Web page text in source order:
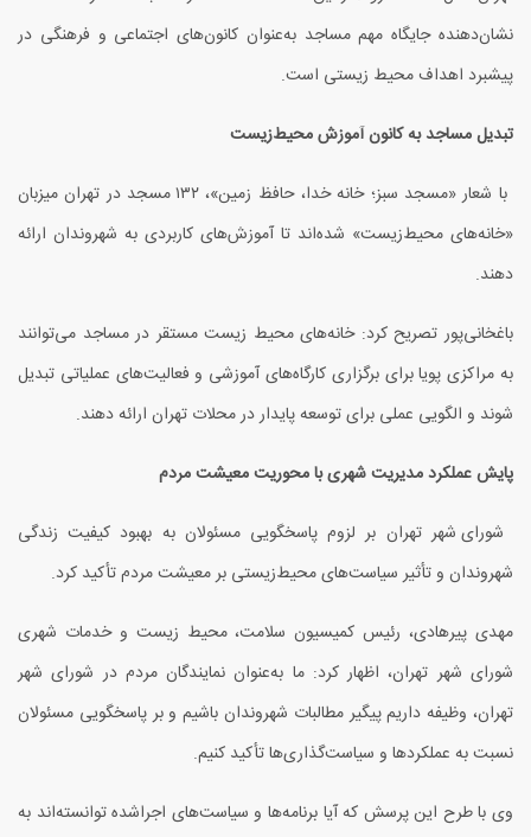
نشان‌دهنده جایگاه مهم مساجد به‌عنوان کانون‌های اجتماعی و فرهنگی در
پیشبرد اهداف محیط زیستی است.
تبدیل مساجد به کانون آموزش محیط‌زیست
با شعار «مسجد سبز؛ خانه خدا، حافظ زمین»، ۱۳۲مسجد در تهران میزبان
«خانه‌های محیط‌زیست» شده‌اند تا آموزش‌های کاربردی به شهروندان ارائه
دهند.
باغخانی‌پور تصریح کرد: خانه‌های محیط زیست مستقر در مساجد می‌توانند
به مراکزی پویا برای برگزاری کارگاه‌های آموزشی و فعالیت‌های عملیاتی تبدیل
شوند و الگویی عملی برای توسعه پایدار در محلات تهران ارائه دهند.
پایش عملکرد مدیریت شهری با محوریت معیشت مردم
شورای شهر تهران بر لزوم پاسخگویی مسئولان به بهبود کیفیت زندگی
شهروندان و تأثیر سیاست‌های محیط‌زیستی بر معیشت مردم تأکید کرد.
مهدی پیرهادی، رئیس کمیسیون سلامت، محیط زیست و خدمات شهری
شورای شهر تهران، اظهار کرد: ما به‌عنوان نمایندگان مردم در شورای شهر
تهران، وظیفه داریم پیگیر مطالبات شهروندان باشیم و بر پاسخگویی مسئولان
نسبت به عملکردها و سیاست‌گذاری‌ها تأکید کنیم.
وی با طرح این پرسش که آیا برنامه‌ها و سیاست‌های اجراشده توانسته‌اند به